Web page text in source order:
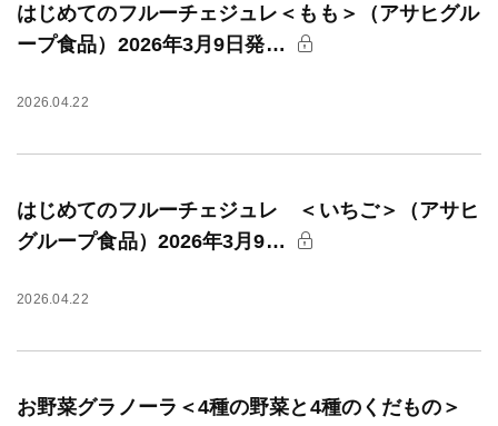
はじめてのフルーチェジュレ＜もも＞（アサヒグル
ープ食品）2026年3月9日発…
2026.04.22
はじめてのフルーチェジュレ ＜いちご＞（アサヒ
グループ食品）2026年3月9…
2026.04.22
お野菜グラノーラ＜4種の野菜と4種のくだもの＞